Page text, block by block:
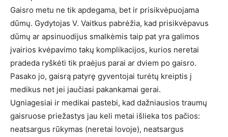
Gaisro metu ne tik apdegama, bet ir prisikvėpuojama
dūmų. Gydytojas V. Vaitkus pabrėžia, kad prisikvėpavus
dūmų ar apsinuodijus smalkėmis taip pat yra galimos
įvairios kvėpavimo takų komplikacijos, kurios neretai
pradeda ryškėti tik praėjus parai ar dviem po gaisro.
Pasako jo, gaisrą patyrę gyventojai turėtų kreiptis į
medikus net jei jaučiasi pakankamai gerai.
Ugniagesiai ir medikai pastebi, kad dažniausios traumų
gaisruose priežastys jau keli metai išlieka tos pačios:
neatsargus rūkymas (neretai lovoje), neatsargus